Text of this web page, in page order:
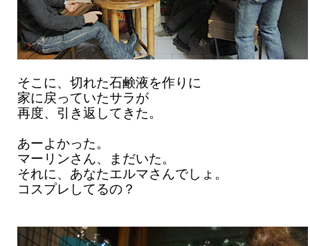
そこに、切れた石鹸液を作りに
家に戻っていたサラが
再度、引き返してきた。
あーよかった。
マーリンさん、まだいた。
それに、あなたエルマさんでしょ。
コスプレしてるの？